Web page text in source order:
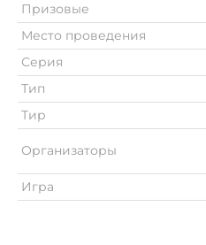
Призовые
Место проведения
Серия
Тип
Тир
Организаторы
Игра